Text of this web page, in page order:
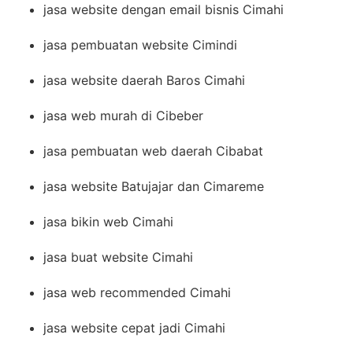
jasa website dengan email bisnis Cimahi
jasa pembuatan website Cimindi
jasa website daerah Baros Cimahi
jasa web murah di Cibeber
jasa pembuatan web daerah Cibabat
jasa website Batujajar dan Cimareme
jasa bikin web Cimahi
jasa buat website Cimahi
jasa web recommended Cimahi
jasa website cepat jadi Cimahi